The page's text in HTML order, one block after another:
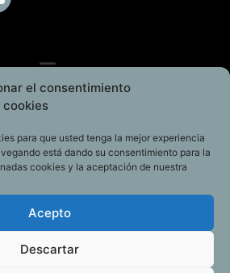
el consentimiento
cookies
para que usted tenga la mejor experiencia
está dando su consentimiento para la
cookies y la aceptación de nuestra
Acepto
Descartar